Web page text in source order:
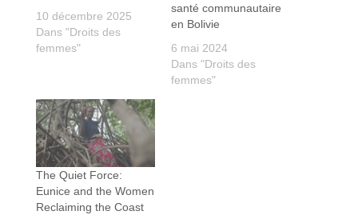
10 décembre 2025
Dans "Droits des
femmes"
santé communautaire
en Bolivie
6 mai 2024
Dans "Droits des
femmes"
The Quiet Force:
Eunice and the Women
Reclaiming the Coast